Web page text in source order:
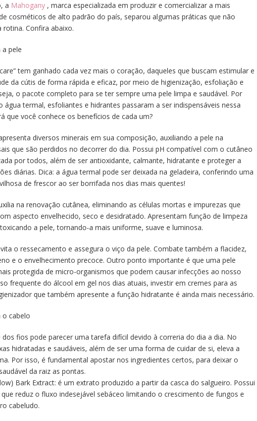
a Mahogany , marca especializada em produzir e comercializar a mais
cosméticos de alto padrão do país, separou algumas práticas que não
Confira abaixo.
a pele
tem ganhado cada vez mais o coração, daqueles que buscam estimular e
da cútis de forma rápida e eficaz, por meio de higienização, esfoliação e
o pacote completo para se ter sempre uma pele limpa e saudável. Por
água termal, esfoliantes e hidrantes passaram a ser indispensáveis nessa
que você conhece os benefícios de cada um?
diversos minerais em sua composição, auxiliando a pele na
que são perdidos no decorrer do dia. Possui pH compatível com o cutâneo
por todos, além de ser antioxidante, calmante, hidratante e proteger a
diárias. Dica: a água termal pode ser deixada na geladeira, conferindo uma
de frescor ao ser borrifada nos dias mais quentes!
na renovação cutânea, eliminando as células mortas e impurezas que
aspecto envelhecido, seco e desidratado. Apresentam função de limpeza
a pele, tornando-a mais uniforme, suave e luminosa.
o ressecamento e assegura o viço da pele. Combate também a flacidez,
e o envelhecimento precoce. Outro ponto importante é que uma pele
protegida de micro-organismos que podem causar infecções ao nosso
frequente do álcool em gel nos dias atuais, investir em cremes para as
que também apresente a função hidratante é ainda mais necessário.
o cabelo
dos fios pode parecer uma tarefa difícil devido à correria do dia a dia. No
hidratadas e saudáveis, além de ser uma forma de cuidar de si, eleva a
Por isso, é fundamental apostar nos ingredientes certos, para deixar o
da raiz as pontas.
Bark Extract: é um extrato produzido a partir da casca do salgueiro. Possui
reduz o fluxo indesejável sebáceo limitando o crescimento de fungos e
cabeludo.